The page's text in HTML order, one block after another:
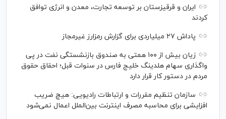
ایران و قرقیزستان بر توسعه تجارت، معدن و انرژی توافق
کردند
پاداش ۲۷ میلیاردی برای گزارش رمزارز غیرمجاز
زیان بیش از ۱۰۰ همتی به صندوق بازنشستگی نفت در پی
واگذاری سهام هلدینگ خلیج فارس در سنوات قبل؛ احقاق حقوق
مردم در دستور کار قرار دارد
سازمان تنظیم مقررات و ارتباطات رادیویی: هیچ ضریب
افزایشی برای محاسبه مصرف اینترنت بین‌الملل اعمال نمی‌شود